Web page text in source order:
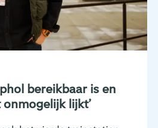
bereikbaar is en
lijkt’